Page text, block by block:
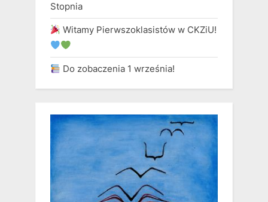
Stopnia
Witamy Pierwszoklasistów w CKZiU!
Do zobaczenia 1 września!